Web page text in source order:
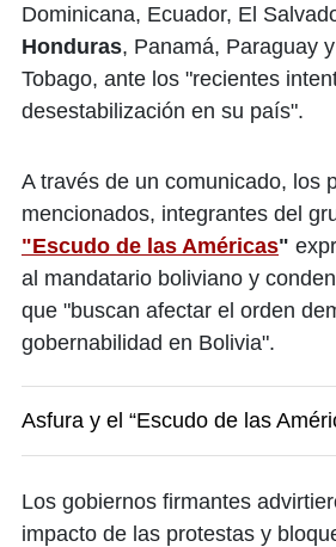
Dominicana, Ecuador, El
Honduras, Panamá, Paraguay
Tobago, ante los "recientes
desestabilización en su país".
A través de un comunicado, los
mencionados, integrantes del
"Escudo de las Américas"
al mandatario boliviano y
que "buscan afectar el orden
gobernabilidad en Bolivia".
Asfura y el “Escudo de las
Los gobiernos firmantes
impacto de las protestas y